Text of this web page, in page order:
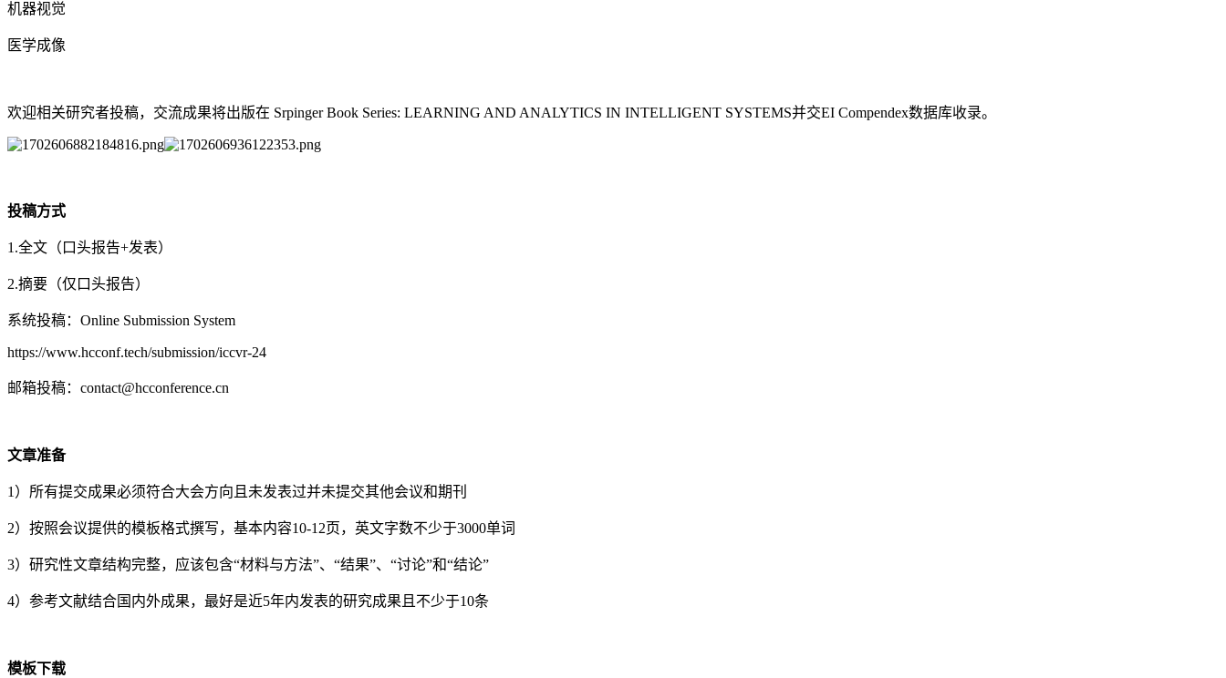
机器视觉
医学成像
欢迎相关研究者投稿，交流成果将出版在 Srpinger Book Series: LEARNING AND ANALYTICS IN INTELLIGENT SYSTEMS并交EI Compendex数据库收录。
投稿方式
1.全文（口头报告+发表）
2.摘要（仅口头报告）
系统投稿：Online Submission System
https://www.hcconf.tech/submission/iccvr-24
邮箱投稿：contact@hcconference.cn
文章准备
1）所有提交成果必须符合大会方向且未发表过并未提交其他会议和期刊
2）按照会议提供的模板格式撰写，基本内容10-12页，英文字数不少于3000单词
3）研究性文章结构完整，应该包含“材料与方法”、“结果”、“讨论”和“结论”
4）参考文献结合国内外成果，最好是近5年内发表的研究成果且不少于10条
模板下载